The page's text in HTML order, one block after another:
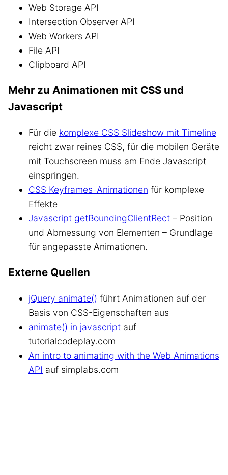
Web Storage API
Intersection Observer API
Web Workers API
File API
Clipboard API
Mehr zu Animationen mit CSS und
Javascript
Für die komplexe CSS Slideshow mit Timeline
reicht zwar reines CSS, für die mobilen Geräte
mit Touchscreen muss am Ende Javascript
einspringen.
CSS Keyframes-Animationen für komplexe
Effekte
Javascript getBoundingClientRect – Position
und Abmessung von Elementen – Grundlage
für angepasste Animationen.
Externe Quellen
jQuery animate() führt Animationen auf der
Basis von CSS-Eigenschaften aus
animate() in javascript auf
tutorialcodeplay.com
An intro to animating with the Web Animations
API auf simplabs.com